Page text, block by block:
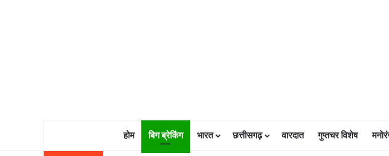
होम बिग ब्रेकिंग भारत छत्तीसगढ़ वारदात गुप्तचर विशेष